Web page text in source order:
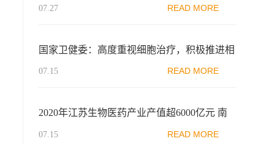
07.27 READ MORE
国家卫健委：高度重视细胞治疗，积极推进相
关工作
07.15 READ MORE
2020年江苏生物医药产业产值超6000亿元 南
京打造千亿级生物医药集群
07.15 READ MORE